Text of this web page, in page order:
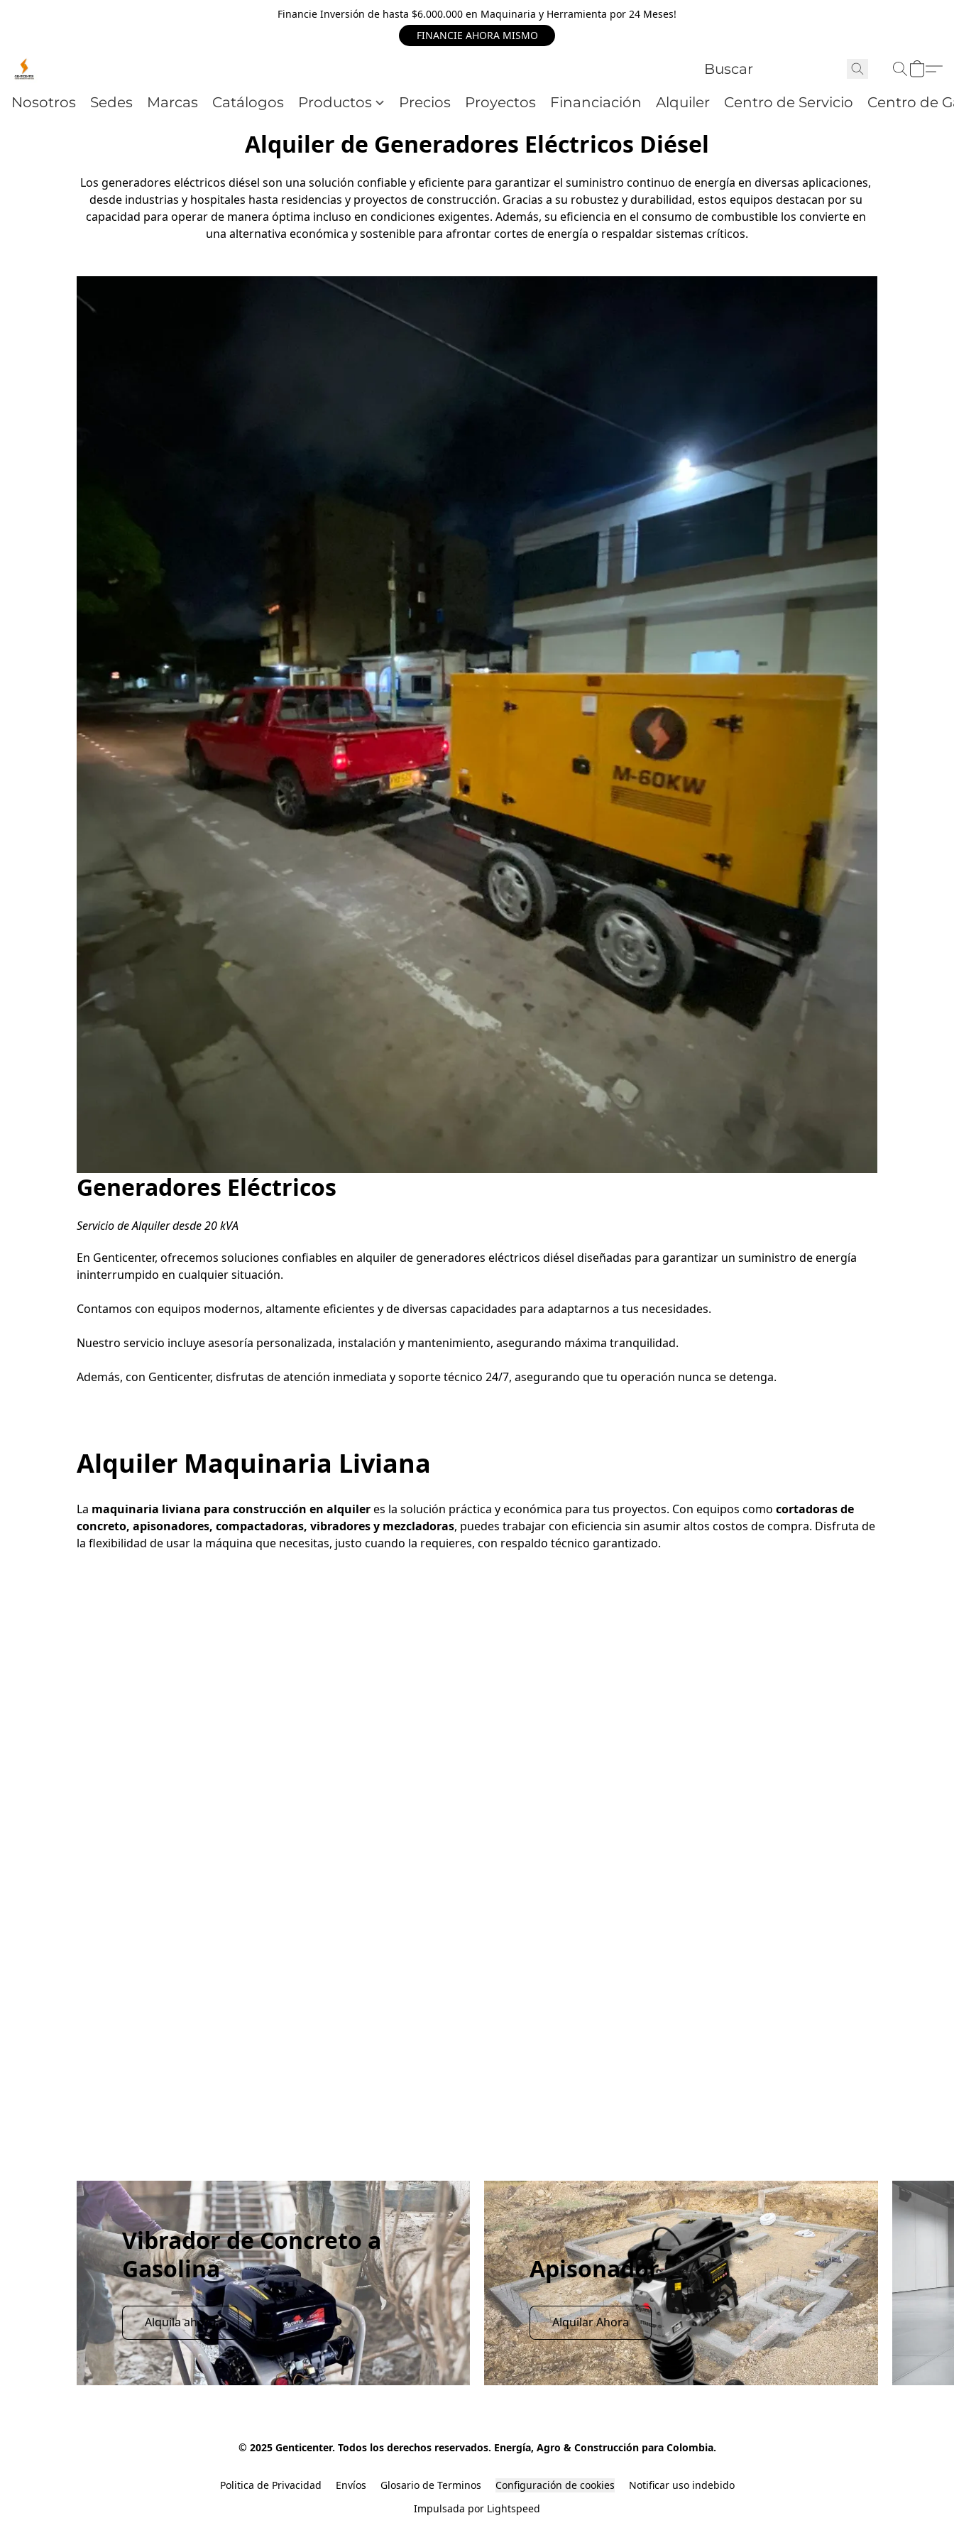
Financie Inversión de hasta $6.000.000 en Maquinaria y Herramienta por 24 Meses!
FINANCIE AHORA MISMO
Nosotros Sedes Marcas Catálogos Productos Precios Proyectos Financiación Alquiler Centro de Servicio Centro de
Alquiler de Generadores Eléctricos Diésel
Los generadores eléctricos diésel son una solución confiable y eficiente para garantizar el suministro continuo de energía en diversas aplicaciones,
desde industrias y hospitales hasta residencias y proyectos de construcción. Gracias a su robustez y durabilidad, estos equipos destacan por su
capacidad para operar de manera óptima incluso en condiciones exigentes. Además, su eficiencia en el consumo de combustible los convierte en
una alternativa económica y sostenible para afrontar cortes de energía o respaldar sistemas críticos.
Generadores Eléctricos
Servicio de Alquiler desde 20 kVA
En Genticenter, ofrecemos soluciones confiables en alquiler de generadores eléctricos diésel diseñadas para garantizar un suministro de energía
ininterrumpido en cualquier situación.
Contamos con equipos modernos, altamente eficientes y de diversas capacidades para adaptarnos a tus necesidades.
Nuestro servicio incluye asesoría personalizada, instalación y mantenimiento, asegurando máxima tranquilidad.
Además, con Genticenter, disfrutas de atención inmediata y soporte técnico 24/7, asegurando que tu operación nunca se detenga.
Alquiler Maquinaria Liviana
La maquinaria liviana para construcción en alquiler es la solución práctica y económica para tus proyectos. Con equipos como cortadoras de
concreto, apisonadores, compactadoras, vibradores y mezcladoras, puedes trabajar con eficiencia sin asumir altos costos de compra. Disfruta de
la flexibilidad de usar la máquina que necesitas, justo cuando la requieres, con respaldo técnico garantizado.
Vibrador de Concreto a
Gasolina
Alquila ahora
Apisonador
Alquilar Ahora
© 2025 Genticenter. Todos los derechos reservados. Energía, Agro & Construcción para Colombia.
Politica de Privacidad Envíos Glosario de Terminos Configuración de cookies
Notificar uso indebido
Impulsada por Lightspeed